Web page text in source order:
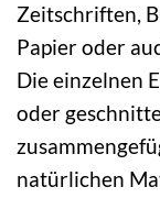
Zeitschriften,
Papier oder
Die einzelnen
oder
natürlichen